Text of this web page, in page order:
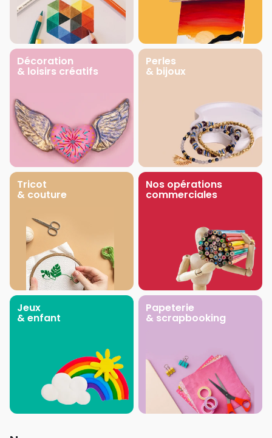
Décoration
& loisirs créatifs
Perles
& bijoux
Tricot
& couture
Nos opérations
commerciales
Jeux
& enfant
Papeterie
& scrapbooking